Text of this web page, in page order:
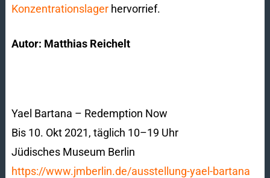
Konzentrationslagerhervorrief.
Autor: Matthias Reichelt
Yael Bartana – Redemption Now
Bis 10. Okt 2021, täglich 10–19 Uhr
Jüdisches Museum Berlin
https://www.jmberlin.de/ausstellung-yael-bartana